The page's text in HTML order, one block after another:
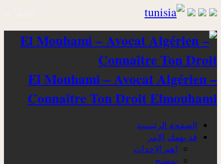
El Mouhami – Avocat Algérien –
Connaître Ton Droit Elmouhami
الصفحة الرئيسية
قد يهمك الامر
اهم الاحداث
توضيح